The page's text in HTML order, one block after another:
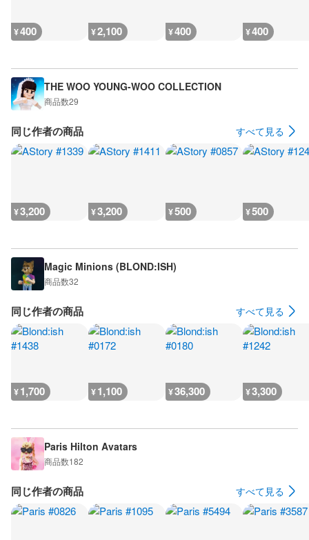
¥400 ¥2,100 ¥400 ¥400
THE WOO YOUNG-WOO COLLECTION
商品数29
同じ作者の商品 すべて見る
¥3,200 ¥3,200 ¥500 ¥500
Magic Minions (BLOND:ISH)
商品数32
同じ作者の商品 すべて見る
¥1,700 ¥1,100 ¥36,300 ¥3,300
Paris Hilton Avatars
商品数182
同じ作者の商品 すべて見る